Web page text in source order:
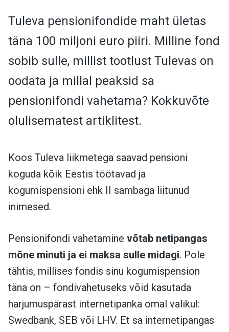
Tuleva pensionifondide maht ületas
täna 100 miljoni euro piiri. Milline fond
sobib sulle, millist tootlust Tulevas on
oodata ja millal peaksid sa
pensionifondi vahetama? Kokkuvõte
olulisematest artiklitest.
Koos Tuleva liikmetega saavad pensioni
koguda kõik Eestis töötavad ja
kogumispensioni ehk II sambaga liitunud
inimesed.
Pensionifondi vahetamine võtab netipangas
mõne minuti ja ei maksa sulle midagi. Pole
tähtis, millises fondis sinu kogumispension
täna on – fondivahetuseks võid kasutada
harjumuspärast internetipanka omal valikul:
Swedbank, SEB või LHV. Et sa internetipangas